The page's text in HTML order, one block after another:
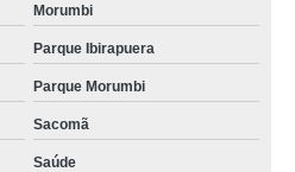
Morumbi
Parque Ibirapuera
Parque Morumbi
Sacomã
Saúde